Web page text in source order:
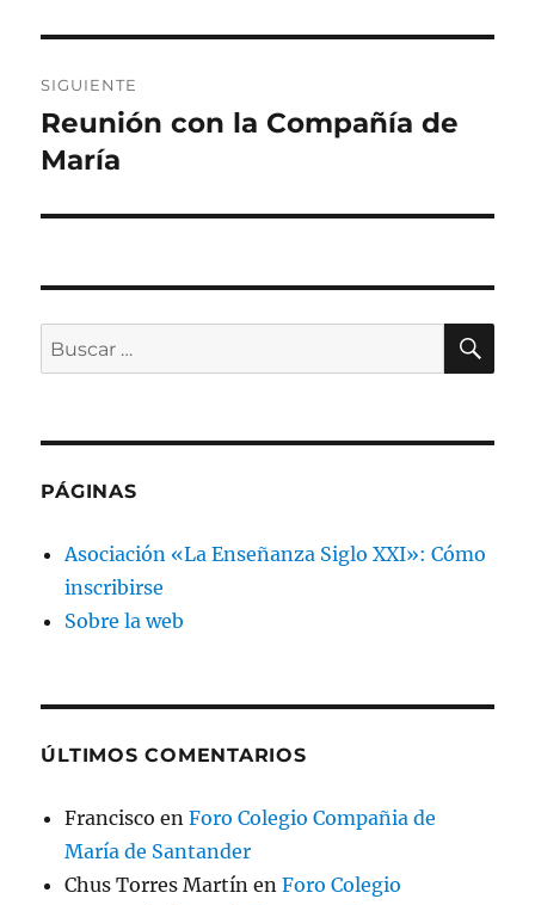
SIGUIENTE
Entrada
siguiente:
Reunión con la Compañía de
María
Buscar
por:
PÁGINAS
Asociación «La Enseñanza Siglo XXI»: Cómo
inscribirse
Sobre la web
ÚLTIMOS COMENTARIOS
Francisco enForo Colegio Compañia de
María de Santander
Chus Torres Martín enForo Colegio